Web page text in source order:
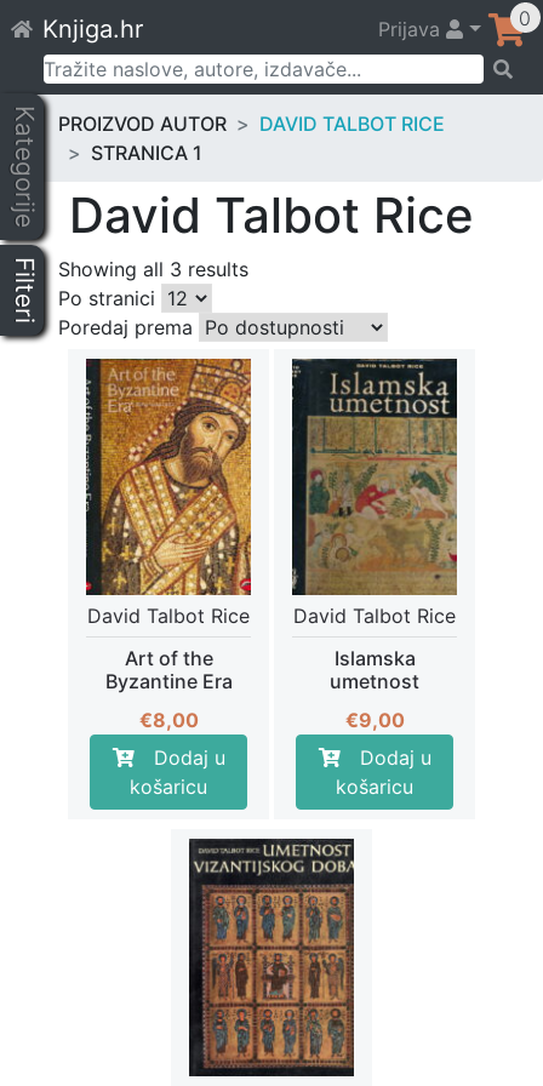
to
content
Knjiga.hr Prijava 0
Pretraži:
Kategorije
Filteri
PROIZVOD AUTOR
DAVID TALBOT RICE
STRANICA 1
David Talbot Rice
Showing all 3 results
Po stranici
Poredaj prema
David Talbot Rice
Art of the
Byzantine Era
€8,00
Dodaj u
košaricu
David Talbot Rice
Islamska
umetnost
€9,00
Dodaj u
košaricu